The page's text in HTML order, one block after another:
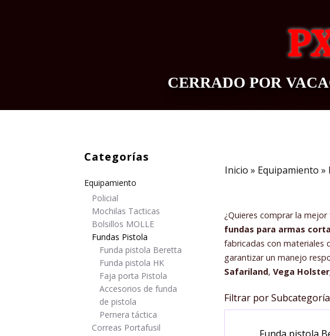
CERRADO POR
Categorías
Equipamiento
Policial
Mochilas Tacticas
Bolsillos MOLLE
Fundas Pistola
Funda pistola Beretta
Funda pistola HK
Faja porta Pistola
Accesorios de funda
de pistola
Pernera táctica
Correas Portafusil
Inicio » Equipamiento »
¿Quieres comprar la
fundas para armas
fabricadas con materiales
garantizar un manejo
Safariland, Vega
Filtrar por
Funda pistola